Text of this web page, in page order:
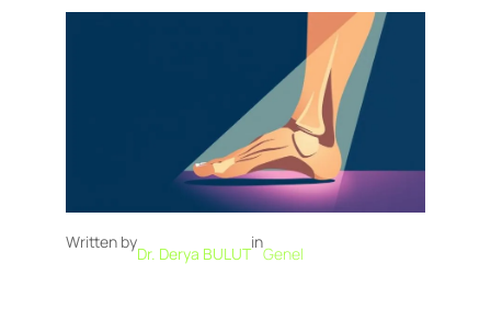
Written by
Dr. Derya BULUT
in
Genel